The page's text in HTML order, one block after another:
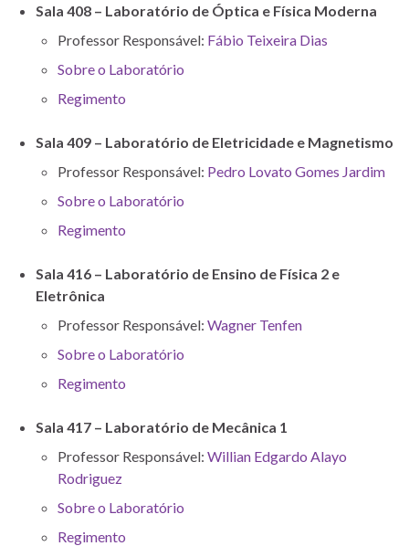
Sala 408 – Laboratório de Óptica e Física Moderna
Professor Responsável: Fábio Teixeira Dias
Sobre o Laboratório
Regimento
Sala 409 – Laboratório de Eletricidade e Magnetismo
Professor Responsável: Pedro Lovato Gomes Jardim
Sobre o Laboratório
Regimento
Sala 416 – Laboratório de Ensino de Física 2 e
Eletrônica
Professor Responsável: Wagner Tenfen
Sobre o Laboratório
Regimento
Sala 417 – Laboratório de Mecânica 1
Professor Responsável: Willian Edgardo Alayo
Rodriguez
Sobre o Laboratório
Regimento